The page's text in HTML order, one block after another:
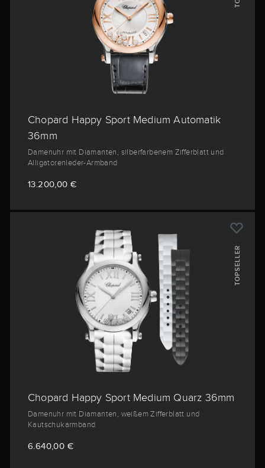
Chopard Happy Sport Medium Automatik
36mm
Damenuhr mit Diamanten, silberfarbenem Zifferblatt und
Alligatorenleder-Armband
13.200,00 €
TOPSELLER
Chopard Happy Sport Medium Quarz 36mm
Damenuhr mit Diamanten, weißem Zifferblatt und
Kautschukarmband
6.640,00 €